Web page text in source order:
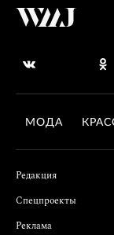
МОДА
Редакция
Спецпроекты
Реклама